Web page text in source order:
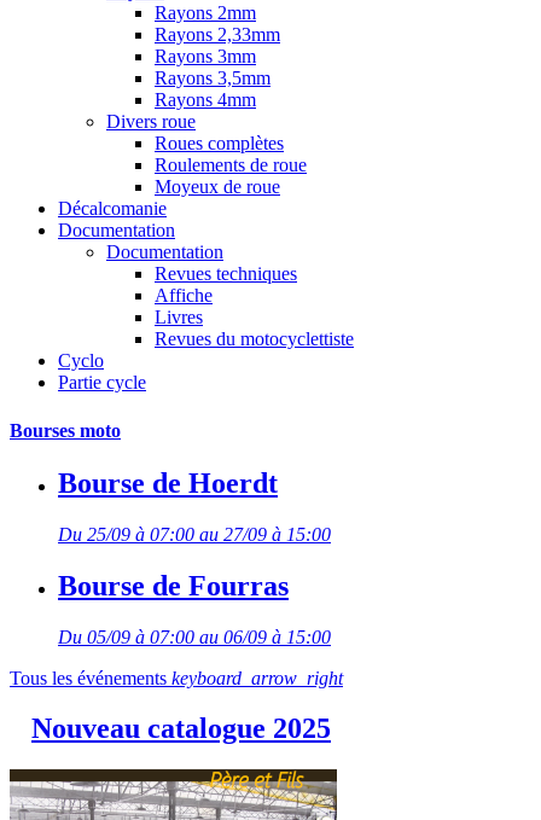
Rayons 2mm
Rayons 2,33mm
Rayons 3mm
Rayons 3,5mm
Rayons 4mm
Divers roue
Roues complètes
Roulements de roue
Moyeux de roue
Décalcomanie
Documentation
Documentation
Revues techniques
Affiche
Livres
Revues du motocyclettiste
Cyclo
Partie cycle
Bourses moto
Bourse de Hoerdt
Du 25/09 à 07:00 au 27/09 à 15:00
Bourse de Fourras
Du 05/09 à 07:00 au 06/09 à 15:00
Tous les événements keyboard_arrow_right
Nouveau catalogue 2025